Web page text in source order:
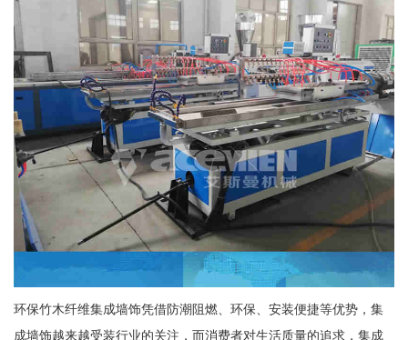
环保竹木纤维集成墙饰凭借防潮阻燃、环保、安装便捷等优势，集
成墙饰越来越受装行业的关注，而消费者对生活质量的追求，集成